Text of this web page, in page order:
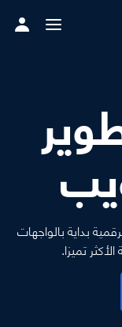
بداية بالواجهات
تميزا.